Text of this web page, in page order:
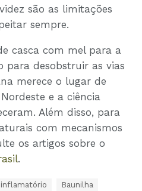
são as limitações
sempre.
casca com mel para a
para desobstruir as vias
merece o lugar de
e a ciência
Além disso, para
com mecanismos
os artigos sobre o
.
Baunilha